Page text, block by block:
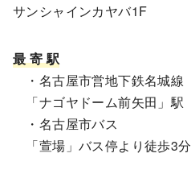
サンシャインカヤバ1F
最 寄 駅
・名古屋市営地下鉄名城線
「ナゴヤドーム前矢田」駅
・名古屋市バス
「萱場」バス停より徒歩3分